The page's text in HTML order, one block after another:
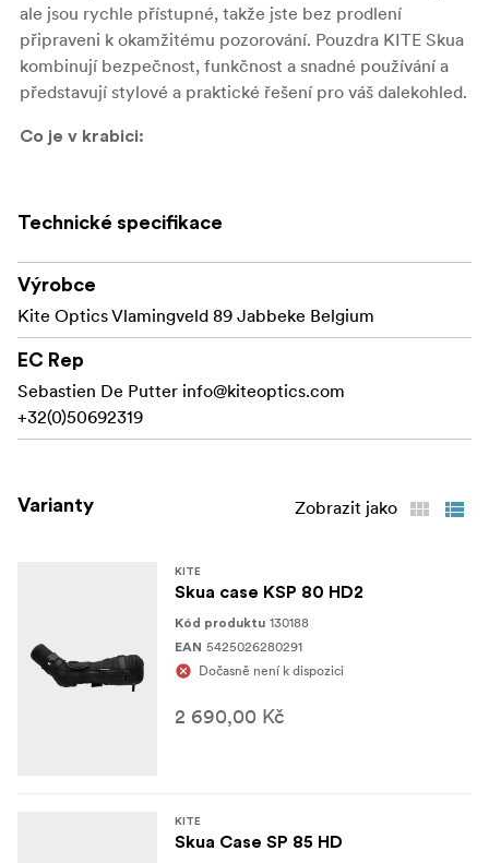
ale jsou rychle přístupné, takže jste bez prodlení
připraveni k okamžitému pozorování. Pouzdra KITE Skua
kombinují bezpečnost, funkčnost a snadné používání a
představují stylové a praktické řešení pro váš dalekohled.
Co je v krabici:
Technické specifikace
Výrobce
Kite Optics Vlamingveld 89 Jabbeke Belgium
EC Rep
Sebastien De Putter info@kiteoptics.com
+32(0)50692319
Varianty Zobrazit jako
KITE
Skua case KSP 80 HD2
Kód produktu 130188
EAN 5425026280291
Dočasně není k dispozici
2 690,00 Kč
KITE
Skua Case SP 85 HD